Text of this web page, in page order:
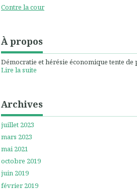
Contre la cour
À propos
Démocratie et hérésie économique tente de
Lire la suite
Archives
juillet 2023
mars 2023
mai 2021
octobre 2019
juin 2019
février 2019